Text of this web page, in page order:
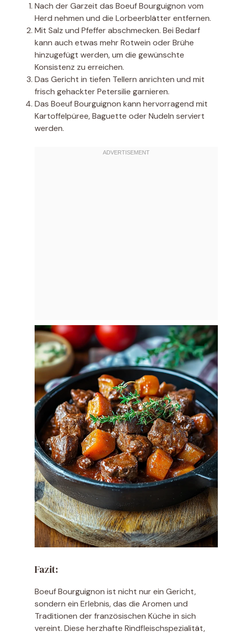
Nach der Garzeit das Boeuf Bourguignon vom
Herd nehmen und die Lorbeerblätter entfernen.
Mit Salz und Pfeffer abschmecken. Bei Bedarf
kann auch etwas mehr Rotwein oder Brühe
hinzugefügt werden, um die gewünschte
Konsistenz zu erreichen.
Das Gericht in tiefen Tellern anrichten und mit
frisch gehackter Petersilie garnieren.
Das Boeuf Bourguignon kann hervorragend mit
Kartoffelpüree, Baguette oder Nudeln serviert
werden.
Fazit:
Boeuf Bourguignon ist nicht nur ein Gericht,
sondern ein Erlebnis, das die Aromen und
Traditionen der französischen Küche in sich
vereint. Diese herzhafte Rindfleischspezialität,